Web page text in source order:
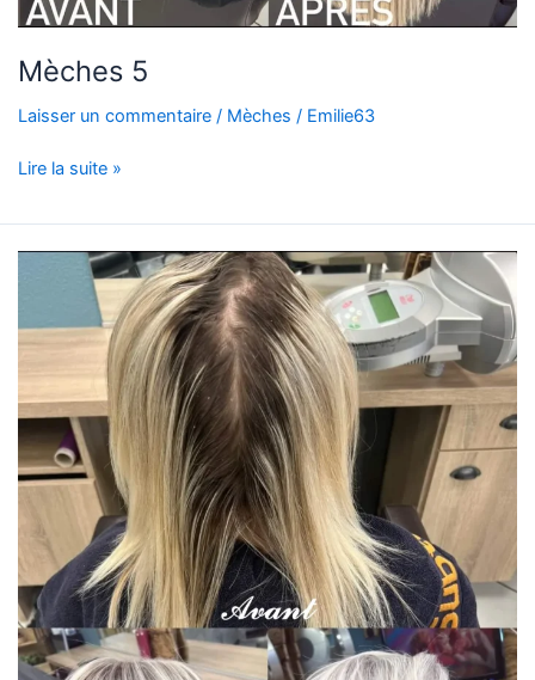
Mèches 5
Laisser un commentaire / Mèches / Emilie63
Lire la suite »